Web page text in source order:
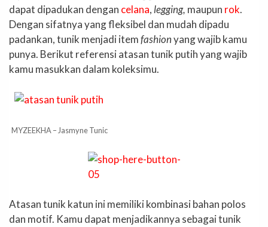
dapat dipadukan dengan celana, legging, maupun rok.
Dengan sifatnya yang fleksibel dan mudah dipadu
padankan, tunik menjadi itemfashionyang wajib kamu
punya. Berikut referensi atasan tunik putih yang wajib
kamu masukkan dalam koleksimu.
MYZEEKHA – Jasmyne Tunic
Atasan tunik katun ini memiliki kombinasi bahan polos
dan motif. Kamu dapat menjadikannya sebagai tunik